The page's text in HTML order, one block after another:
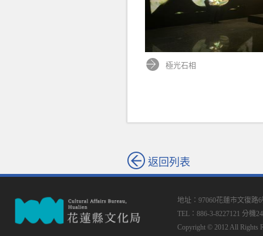
極光石相
返回列表
地址：97060花蓮市文復路
TEL：886-3-8227121 分機
Copyright © 2012 All Rights